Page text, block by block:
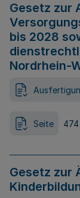
Gesetz zur
bis 2028
Nordrhein-
Seite 474
Gesetz zur